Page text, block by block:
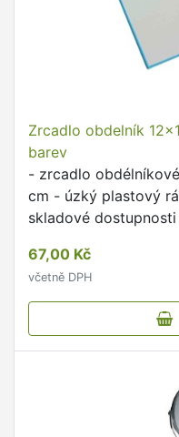
Zrcadlo obdelník
barev
- zrcadlo
cm - úzký plastový
skladové
67,00 Kč
včetně DPH